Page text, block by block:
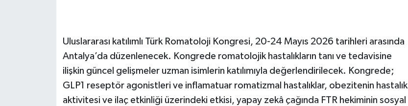
Uluslararası katılımlı Türk Romatoloji Kongresi, 20-24 Mayıs 2026 tarihleri arasında
Antalya’da düzenlenecek. Kongrede romatolojik hastalıkların tanı ve tedavisine
ilişkin güncel gelişmeler uzman isimlerin katılımıyla değerlendirilecek. Kongrede;
GLP1 reseptör agonistleri ve inflamatuar romatizmal hastalıklar, obezitenin hastalık
aktivitesi ve ilaç etkinliği üzerindeki etkisi, yapay zekâ çağında FTR hekiminin sosyal